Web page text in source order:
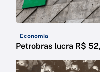
Economia
Petrobras lucra R$